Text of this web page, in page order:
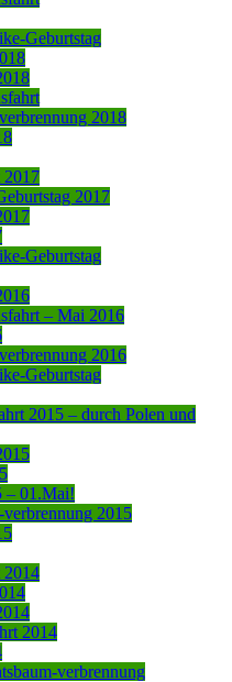
Geburtstag
2018
2017
2017
Geburtstag
– Mai 2016
2016
Geburtstag
2015 – durch Polen und
– 01.Mai!
2015
2014
2014
verbrennung